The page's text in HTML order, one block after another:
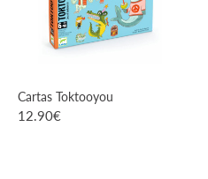
Cartas Toktooyou
12.90€